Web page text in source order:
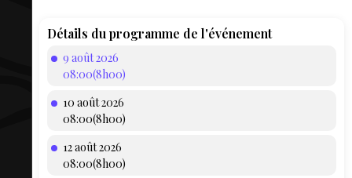
AEQ
Détails du programme de l'événement
9 août 2026
08:00(8h00)
10 août 2026
08:00(8h00)
12 août 2026
08:00(8h00)